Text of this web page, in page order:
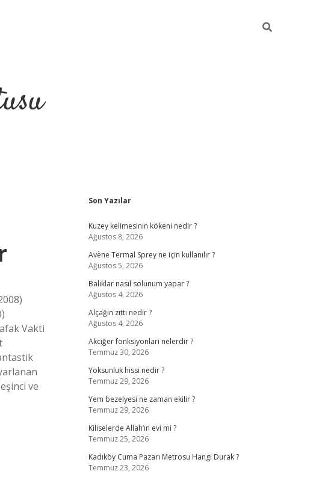
Vakti
ve
Sidebar
Son Yazılar
Kuzey kelimesinin kökeni nedir ?
Ağustos 8, 2026
Avène Termal Sprey ne için kullanılır ?
Ağustos 5, 2026
Balıklar nasıl solunum yapar ?
Ağustos 4, 2026
Alçağın zıttı nedir ?
Ağustos 4, 2026
Akciğer fonksiyonları nelerdir ?
Temmuz 30, 2026
Yoksunluk hissi nedir ?
Temmuz 29, 2026
Yem bezelyesi ne zaman ekilir ?
Temmuz 29, 2026
Kiliselerde Allah’ın evi mi ?
Temmuz 25, 2026
Kadıköy Cuma Pazarı Metrosu Hangi Durak ?
Temmuz 23, 2026